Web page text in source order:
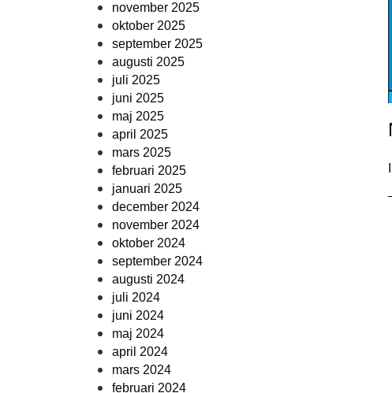
november 2025
oktober 2025
september 2025
augusti 2025
juli 2025
juni 2025
maj 2025
april 2025
mars 2025
februari 2025
januari 2025
december 2024
november 2024
oktober 2024
september 2024
augusti 2024
juli 2024
juni 2024
maj 2024
april 2024
mars 2024
februari 2024